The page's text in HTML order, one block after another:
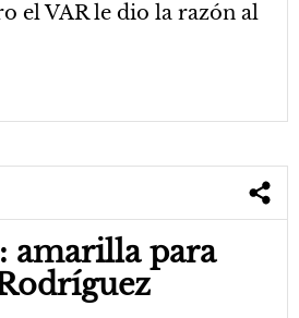
el VAR le dio la razón al
amarilla para